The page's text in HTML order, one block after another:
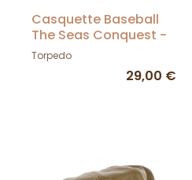
Casquette Baseball
The Seas Conquest -
Torpedo
Torpedo
29,00 €